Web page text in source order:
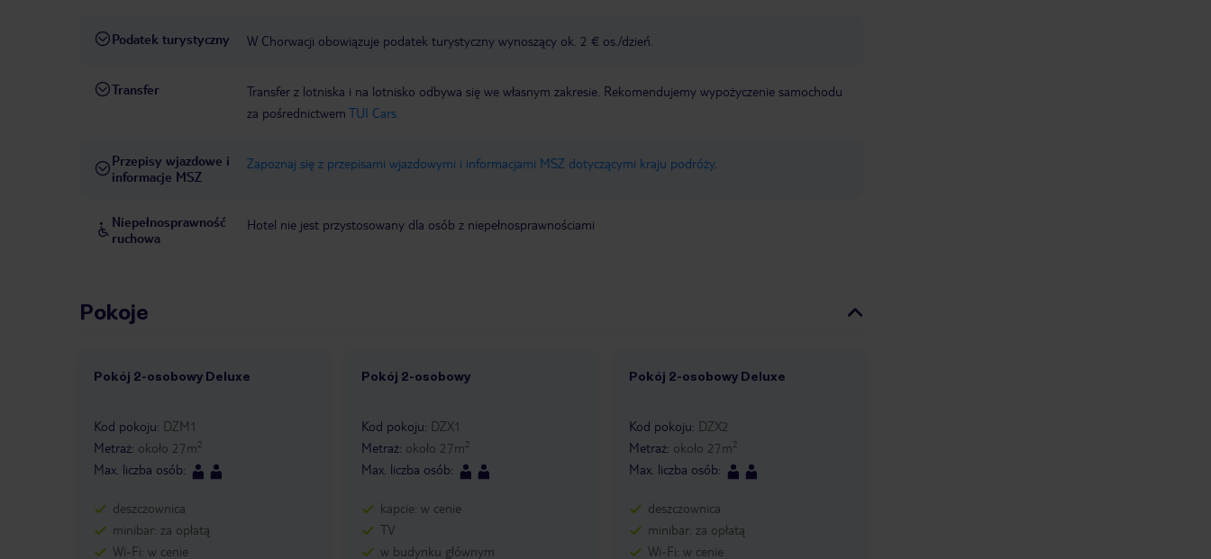
Podatek turystyczny W Chorwacji obowiązuje podatek turystyczny wynoszący ok. 2 € os./dzień.
Transfer
Transfer z lotniska i na lotnisko odbywa się we własnym zakresie. Rekomendujemy wypożyczenie samochodu
za pośrednictwem TUI Cars.
Przepisy wjazdowe i
informacje MSZ
Zapoznaj się z przepisami wjazdowymi i informacjami MSZ dotyczącymi kraju podróży.
Niepełnosprawność
ruchowa
Hotel nie jest przystosowany dla osób z niepełnosprawnościami
Pokoje
Pokój 2-osobowy Deluxe
1 / 2
Kod pokoju: DZM1
Metraż: około 27m2
Max. liczba osób:
deszczownica
minibar: za opłatą
Wi-Fi: w cenie
Pokój 2-osobowy
1 / 2
Kod pokoju: DZX1
Metraż: około 27m2
Max. liczba osób:
kapcie: w cenie
TV
w budynku głównym
Pokój 2-osobowy Deluxe
1 / 2
Kod pokoju: DZX2
Metraż: około 27m2
Max. liczba osób:
deszczownica
minibar: za opłatą
Wi-Fi: w cenie